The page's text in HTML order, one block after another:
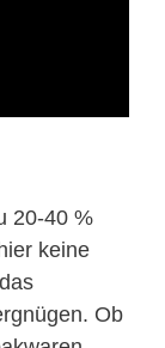
20-40 %
keine
Ob